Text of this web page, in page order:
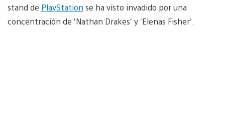
stand de PlayStation se ha visto invadido por una
concentración de ‘Nathan Drakes’ y ‘Elenas Fisher’.